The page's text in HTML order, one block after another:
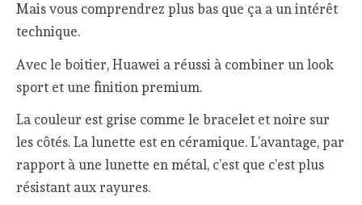
Mais vous comprendrez plus bas que ça a un intérêt
technique.
Avec le boitier, Huawei a réussi à combiner un look
sport et une finition premium.
La couleur est grise comme le bracelet et noire sur
les côtés. La lunette est en céramique. L’avantage, par
rapport à une lunette en métal, c’est que c’est plus
résistant aux rayures.